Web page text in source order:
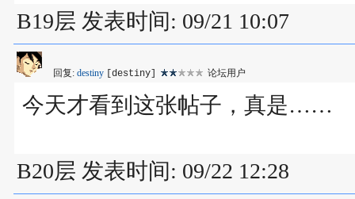
B19层 发表时间: 09/21 10:07
回复: destiny [destiny] 论坛用户
今天才看到这张帖子，真是……
B20层 发表时间: 09/22 12:28